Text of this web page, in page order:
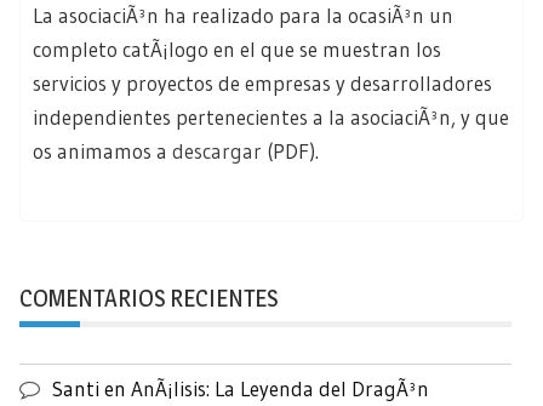
La asociaciÃ³n ha realizado para la ocasiÃ³n un
completo catÃ¡logo en el que se muestran los
servicios y proyectos de empresas y desarrolladores
independientes pertenecientes a la asociaciÃ³n, y que
os animamos a descargar (PDF).
COMENTARIOS RECIENTES
Santi en AnÃ¡lisis: La Leyenda del DragÃ³n